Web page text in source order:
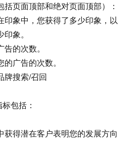
括页面顶部和绝对页面顶部）：
印象中，您获得了多少印象，以
象。
的次数。
广告的次数。
牌搜索/召回
包括：
获得潜在客户表明您的发展方向